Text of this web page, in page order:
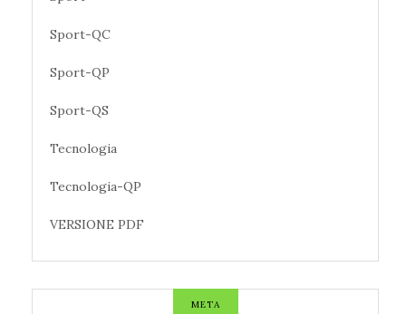
Sport-QC
Sport-QP
Sport-QS
Tecnologia
Tecnologia-QP
VERSIONE PDF
META